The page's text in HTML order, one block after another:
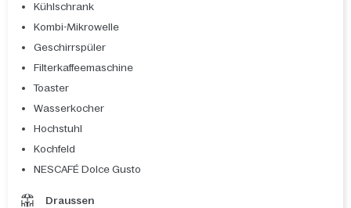
Kühlschrank
Kombi-Mikrowelle
Geschirrspüler
Filterkaffeemaschine
Toaster
Wasserkocher
Hochstuhl
Kochfeld
NESCAFÉ Dolce Gusto
Draussen